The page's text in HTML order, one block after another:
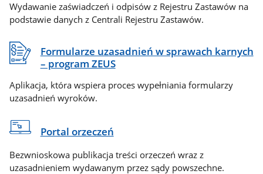
Wydawanie zaświadczeń i odpisów z Rejestru Zastawów na
podstawie danych z Centrali Rejestru Zastawów.
Formularze uzasadnień w sprawach karnych
– program ZEUS
Aplikacja, która wspiera proces wypełniania formularzy
uzasadnień wyroków.
Portal orzeczeń
Bezwnioskowa publikacja treści orzeczeń wraz z
uzasadnieniem wydawanym przez sądy powszechne.